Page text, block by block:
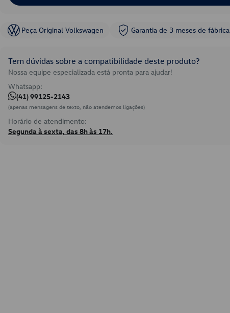
Peça Original Volkswagen Garantia de 3 meses de fábrica
Tem dúvidas sobre a compatibilidade deste produto?
Nossa equipe especializada está pronta para ajudar!
Whatsapp:
(41) 99125-2143
(apenas mensagens de texto, não atendemos ligações)
Horário de atendimento:
Segunda à sexta, das 8h às 17h.